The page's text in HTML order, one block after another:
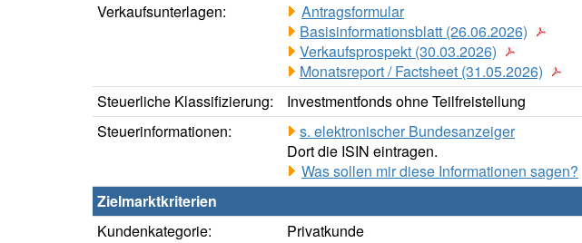
Verkaufsunterlagen:
Antragsformular
Basisinformationsblatt (26.06.2026)
Verkaufsprospekt (30.03.2026)
Monatsreport / Factsheet (31.05.2026)
Steuerliche Klassifizierung:
Investmentfonds ohne Teilfreistellung
Steuerinformationen:
s. elektronischer Bundesanzeiger
Dort die ISIN eintragen.
Was sollen mir diese Informationen sagen?
Zielmarktkriterien
Kundenkategorie:
Privatkunde